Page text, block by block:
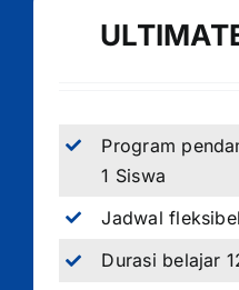
Program
1 Siswa
Jadwal fleksibel
Durasi belajar